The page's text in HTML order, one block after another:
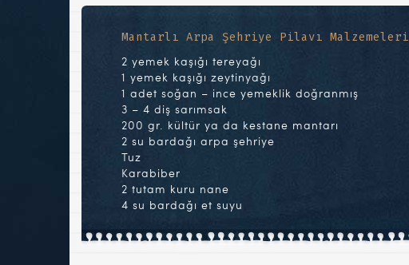
Mantarlı Arpa Şehriye Pilavı Malzemeleri
2 yemek kaşığı tereyağı
1 yemek kaşığı zeytinyağı
1 adet soğan – ince yemeklik doğranmış
3 – 4 diş sarımsak
200 gr. kültür ya da kestane mantarı
2 su bardağı arpa şehriye
Tuz
Karabiber
2 tutam kuru nane
4 su bardağı et suyu